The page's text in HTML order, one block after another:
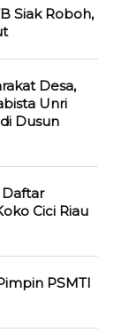
Siak Roboh,
Desa,
Unri
Dusun
Daftar
Cici Riau
PSMTI